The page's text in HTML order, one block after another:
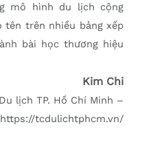
mô hình du lịch cộng
tên trên nhiều bảng xếp
bài học thương hiệu
Kim Chi
lịch TP. Hồ Chí Minh –
https://tcdulichtphcm.vn/